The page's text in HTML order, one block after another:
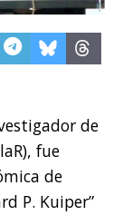
de
fue
de
P. Kuiper”